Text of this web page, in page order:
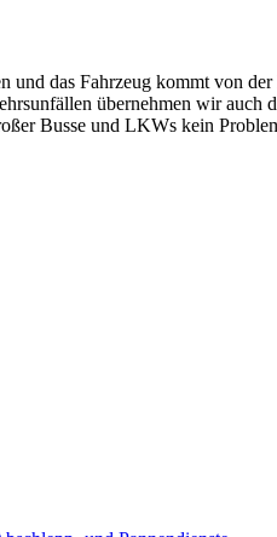
und das Fahrzeug kommt von
übernehmen wir auch
Busse und LKWs kein